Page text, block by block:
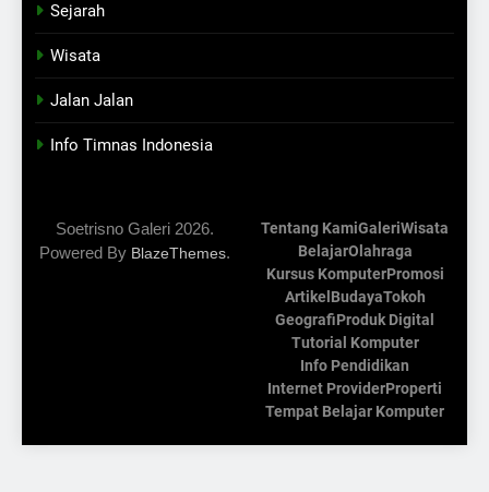
Sejarah
Wisata
Jalan Jalan
Info Timnas Indonesia
Soetrisno Galeri 2026.
Powered By BlazeThemes.
Tentang KamiGaleriWisata
BelajarOlahraga
Kursus KomputerPromosi
Artikel BudayaTokoh
GeografiProduk Digital
Tutorial Komputer
Info Pendidikan
Internet ProviderProperti
Tempat Belajar Komputer